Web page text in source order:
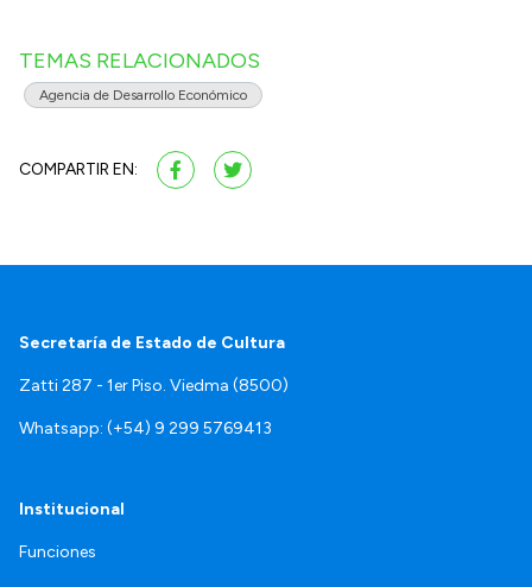
TEMAS RELACIONADOS
Agencia de Desarrollo Económico
COMPARTIR EN:
Secretaría de Estado de Cultura
Zatti 287 - 1er Piso. Viedma (8500)
Whatsapp: (+54) 9 299 5769413
Institucional
Funciones